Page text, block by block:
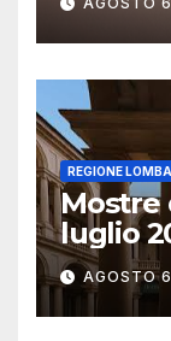
REGIONE
Mostre
luglio
AGOSTO